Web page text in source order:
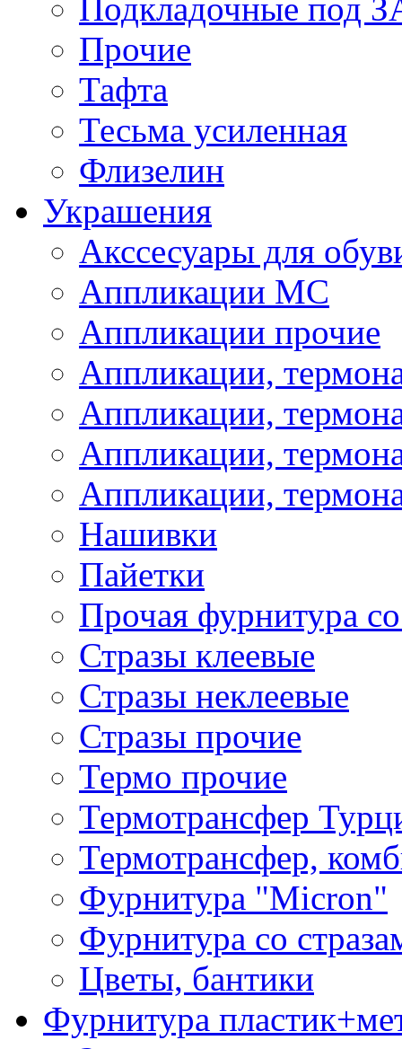
Подкладочные под
Прочие
Тафта
Тесьма усиленная
Флизелин
Украшения
Акссесуары для
Аппликации МС
Аппликации прочие
Аппликации,
Аппликации,
Аппликации,
Аппликации,
Нашивки
Пайетки
Прочая фурнитура
Стразы клеевые
Стразы неклеевые
Стразы прочие
Термо прочие
Термотрансфер
Термотрансфер,
Фурнитура "Micron"
Фурнитура со
Цветы, бантики
Фурнитура